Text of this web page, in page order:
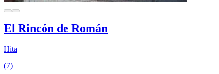
El Rincón de Román
Hita
(7)